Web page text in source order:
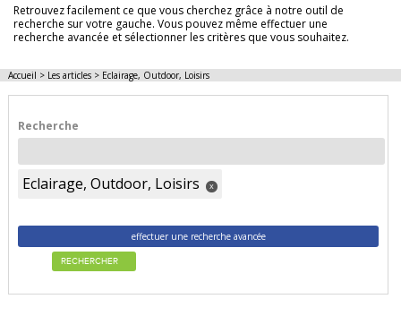
Retrouvez facilement ce que vous cherchez grâce à notre outil de
recherche sur votre gauche. Vous pouvez même effectuer une
recherche avancée et sélectionner les critères que vous souhaitez.
Accueil > Les articles> Eclairage, Outdoor, Loisirs
Recherche
Eclairage, Outdoor, Loisirs x
effectuer une recherche avancée
RECHERCHER